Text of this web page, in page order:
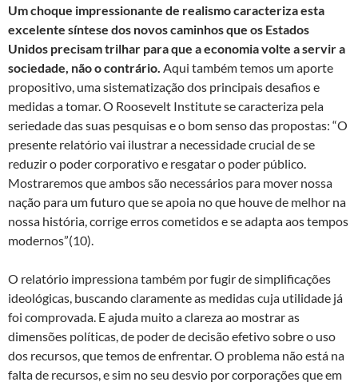
Um choque impressionante de realismo caracteriza esta
excelente síntese dos novos caminhos que os Estados
Unidos precisam trilhar para que a economia volte a servir a
sociedade, não o contrário. Aqui também temos um aporte
propositivo, uma sistematização dos principais desafios e
medidas a tomar. O Roosevelt Institute se caracteriza pela
seriedade das suas pesquisas e o bom senso das propostas: “O
presente relatório vai ilustrar a necessidade crucial de se
reduzir o poder corporativo e resgatar o poder público.
Mostraremos que ambos são necessários para mover nossa
nação para um futuro que se apoia no que houve de melhor na
nossa história, corrige erros cometidos e se adapta aos tempos
modernos”(10).
O relatório impressiona também por fugir de simplificações
ideológicas, buscando claramente as medidas cuja utilidade já
foi comprovada. E ajuda muito a clareza ao mostrar as
dimensões políticas, de poder de decisão efetivo sobre o uso
dos recursos, que temos de enfrentar. O problema não está na
falta de recursos, e sim no seu desvio por corporações que em